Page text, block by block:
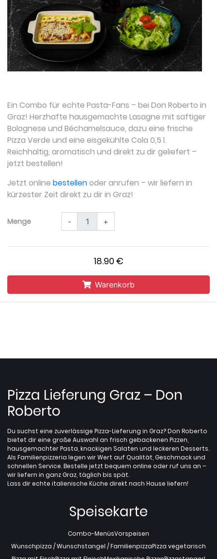
Ein Combo für echte Pasta-Fans – bei Don Roberto in
Graz! Herzhafte hausgemachte Lasagne mit saftiger
Bolognese und Béchamelsauce, dazu eine frische
Pizza Verde und eine eisgekühlte Cola 0,5 l.
Reichhaltig, aromatisch und direkt zu dir geliefert –
jetzt bestellen!
Jetzt online bestellenoder anrufen – wir liefern in
kürzester Zeit direkt zu dir in Graz!
Menge - +
18.90 €
Warenkorb
Pizza Lieferung Graz – Don
Roberto
Du suchst eine zuverlässige Pizza-Lieferung in Graz? Don Roberto
bietet dir eine große Auswahl an frisch gebackenen Pizzen,
hausgemachter Pasta, knackigen Salaten und leckeren Desserts.
Als Familienpizzeria legen wir Wert auf Qualität, Geschmack und
schnellen Service. Bestelle jetzt bequem online oder ruf uns an –
wir liefern in ganz Graz, täglich bis spät.
Lass dir echte italienische Küche direkt nach Hause liefern!
Speisekarte
Combo-MenüsVorspeisen
Wunschpizza / Wunschstangel / FamilienpizzaPizza vegetarisch